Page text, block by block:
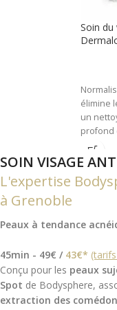
Soin du
élimine
un
profond
souvent
SOIN VISAGE
L'expertise
à Grenoble
Peaux à tendance
45min - 49€ / 43€*
Conçu pour les peaux
Spot de Bodysphere,
extraction des